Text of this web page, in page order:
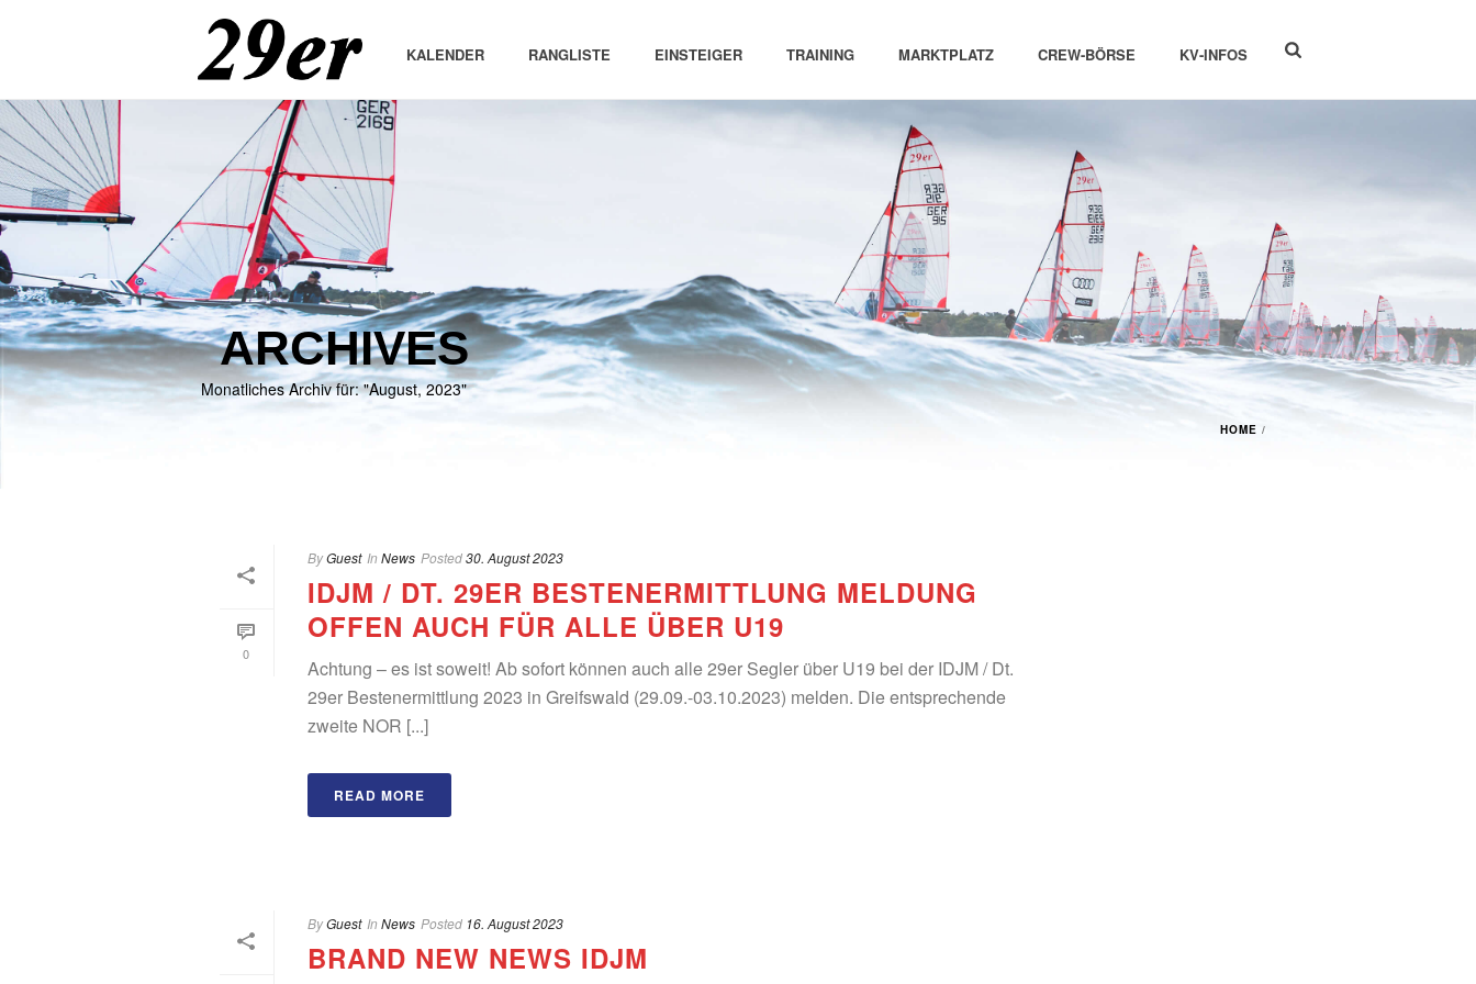
KALENDER RANGLISTE EINSTEIGER TRAINING MARKTPLATZ CREW-BÖRSE KV-INFOS
ARCHIVES
Monatliches Archiv für: "August, 2023"
HOME /
0
By Guest In News Posted 30. August 2023
IDJM / DT. 29ER BESTENERMITTLUNG MELDUNG
OFFEN AUCH FÜR ALLE ÜBER U19
Achtung – es ist soweit! Ab sofort können auch alle 29er Segler über U19 bei der IDJM / Dt.
29er Bestenermittlung 2023 in Greifswald (29.09.-03.10.2023) melden. Die entsprechende
zweite NOR [...]
READ MORE
By Guest In News Posted 16. August 2023
BRAND NEW NEWS IDJM